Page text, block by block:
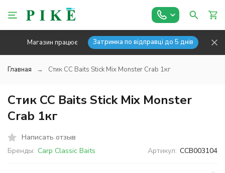
Магазин працює Затримка по відправці до 5 днів
Главная Стик CC Baits Stick Mix Monster Crab 1кг
Стик CC Baits Stick Mix Monster
Crab 1кг
Написать отзыв
Бренды: Carp Classic Baits Артикул: CCB003104